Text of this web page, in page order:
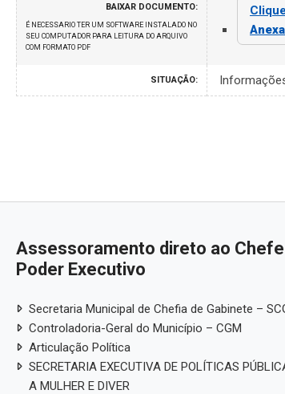
BAIXAR DOCUMENTO:
É NECESSARIO TER UM SOFTWARE INSTALADO NO
SEU COMPUTADOR PARA LEITURA DO ARQUIVO
COM FORMATO PDF
SITUAÇÃO:
Assessoramento direto ao
Poder Executivo
Secretaria Municipal de Chefia de Gabinete –
Controladoria-Geral do Município – CGM
Articulação Política
SECRETARIA EXECUTIVA DE POLÍTICAS
A MULHER E DIVER